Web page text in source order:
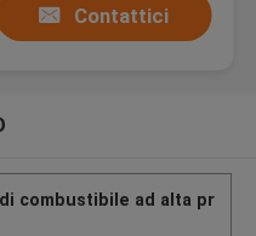
Contattici
combustibile ad alta pr